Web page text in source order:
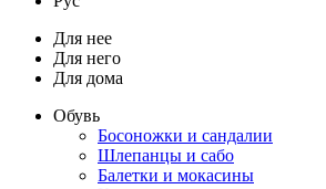
Для нее
Для него
Для дома
Обувь
Босоножки и сандалии
Шлепанцы и сабо
Балетки и мокасины